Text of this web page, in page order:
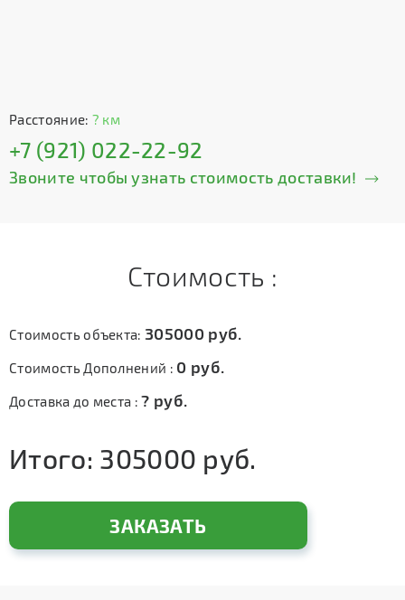
Расстояние: ? км
+7 (921) 022-22-92
Звоните чтобы узнать стоимость доставки!
Стоимость :
Стоимость объекта: 305000 руб.
Стоимость Дополнений : 0 руб.
Доставка до места :? руб.
Итого: 305000 руб.
ЗАКАЗАТЬ